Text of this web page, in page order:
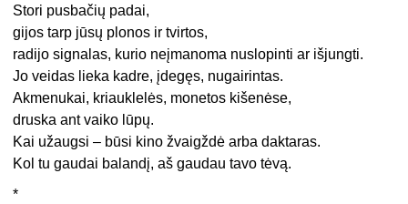
Stori pusbačių padai,
gijos tarp jūsų plonos ir tvirtos,
radijo signalas, kurio neįmanoma nuslopinti ar išjungti.
Jo veidas lieka kadre, įdegęs, nugairintas.
Akmenukai, kriauklelės, monetos kišenėse,
druska ant vaiko lūpų.
Kai užaugsi – būsi kino žvaigždė arba daktaras.
Kol tu gaudai balandį, aš gaudau tavo tėvą.
*